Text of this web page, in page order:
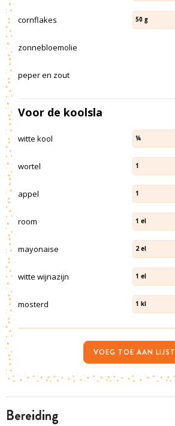
bereiding
cornflakes 50 g
zonnebloemolie
peper en zout
Voor de koolsla
witte kool ¼
wortel 1
appel 1
room 1 el
mayonaise 2 el
witte wijnazijn 1 el
mosterd 1 kl
VOEG TOE AAN LIJST